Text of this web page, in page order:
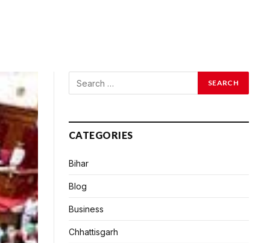
CATEGORIES
Bihar
Blog
Business
Chhattisgarh